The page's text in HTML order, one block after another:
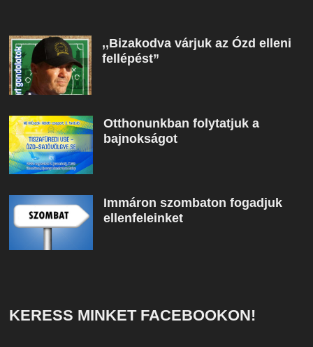
,,Bizakodva várjuk az Ózd elleni
fellépést”
Otthonunkban folytatjuk a
bajnokságot
Immáron szombaton fogadjuk
ellenfeleinket
KERESS MINKET FACEBOOKON!